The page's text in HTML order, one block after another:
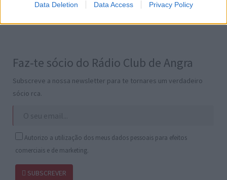
Data Deletion Data Access Privacy Policy
Publicidade
Faz-te sócio do Rádio Club de Angra
Subscreve a nossa newsletter para te tornares um verdadeiro
sócio rca.
Autorizo a utilização dos meus dados pessoais para efeitos
comerciais e de marketing.
SUBSCREVER